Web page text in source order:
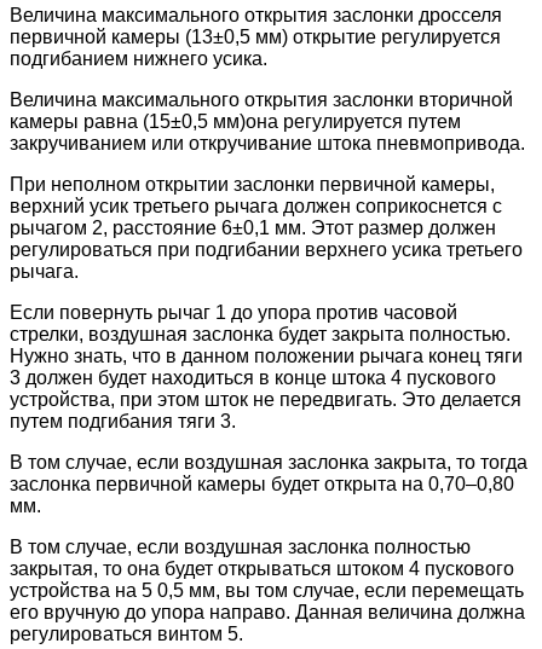
Величина максимального открытия заслонки дросселя
первичной камеры (13±0,5 мм) открытие регулируется
подгибанием нижнего усика.
Величина максимального открытия заслонки вторичной
камеры равна (15±0,5 мм)она регулируется путем
закручиванием или откручивание штока пневмопривода.
При неполном открытии заслонки первичной камеры,
верхний усик третьего рычага должен соприкоснется с
рычагом 2, расстояние 6±0,1 мм. Этот размер должен
регулироваться при подгибании верхнего усика третьего
рычага.
Если повернуть рычаг 1 до упора против часовой
стрелки, воздушная заслонка будет закрыта полностью.
Нужно знать, что в данном положении рычага конец тяги
3 должен будет находиться в конце штока 4 пускового
устройства, при этом шток не передвигать. Это делается
путем подгибания тяги 3.
В том случае, если воздушная заслонка закрыта, то тогда
заслонка первичной камеры будет открыта на 0,70–0,80
мм.
В том случае, если воздушная заслонка полностью
закрытая, то она будет открываться штоком 4 пускового
устройства на 5 0,5 мм, вы том случае, если перемещать
его вручную до упора направо. Данная величина должна
регулироваться винтом 5.